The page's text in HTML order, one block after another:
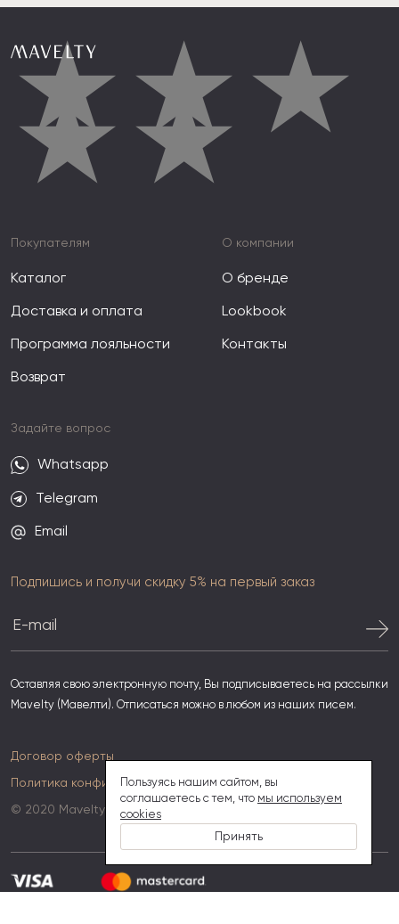
★★★
★★
Подпишись и получи скидку 5% на первый заказ
Оставляя свою электронную почту, Вы подписываетесь на рассылки
Mavelty (Мавелти). Отписаться можно в любом из наших писем.
Покупателям
Каталог
Доставка и оплата
Программа лояльности
Возврат
О компании
О бренде
Lookbook
Контакты
Задайте вопрос
Whatsapp
Telegram
Email
Договор оферты
Политика конфиденциальности
© 2020 Mavelty
Пользуясь нашим сайтом, вы
соглашаетесь с тем, что мы используем
cookies
Принять